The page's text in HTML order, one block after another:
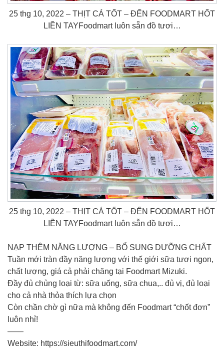
25 thg 10, 2022 – THỊT CÁ TỐT – ĐẾN FOODMART HỐT
LIỀN TAY️Foodmart luôn sẵn đồ tươi…
25 thg 10, 2022 – THỊT CÁ TỐT – ĐẾN FOODMART HỐT
LIỀN TAY️Foodmart luôn sẵn đồ tươi…
NẠP THÊM NĂNG LƯỢNG – BỔ SUNG DƯỠNG CHẤT
Tuần mới tràn đầy năng lượng với thế giới sữa tươi ngon,
chất lượng, giá cả phải chăng tại Foodmart Mizuki.
Đầy đủ chủng loại từ: sữa uống, sữa chua,.. đủ vị, đủ loại
cho cả nhà thỏa thích lựa chọn
Còn chần chờ gì nữa mà không đến Foodmart “chốt đơn”
luôn nhỉ!
——
Website: https://sieuthifoodmart.com/